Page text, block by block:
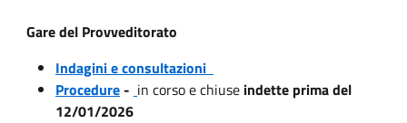
Gare del Provveditorato
Indagini e consultazioni
Procedure- in corso e chiuse indette prima del
12/01/2026